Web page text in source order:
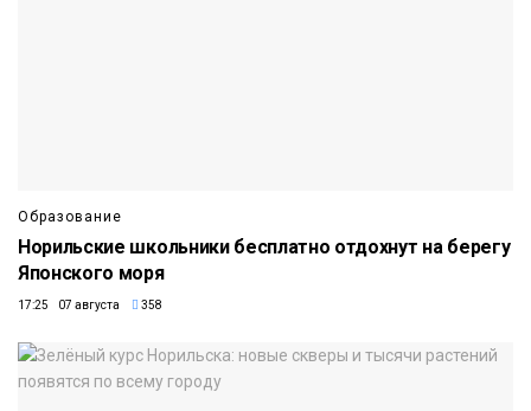
Образование
Норильские школьники бесплатно отдохнут на берегу
Японского моря
17:25 07 августа 358